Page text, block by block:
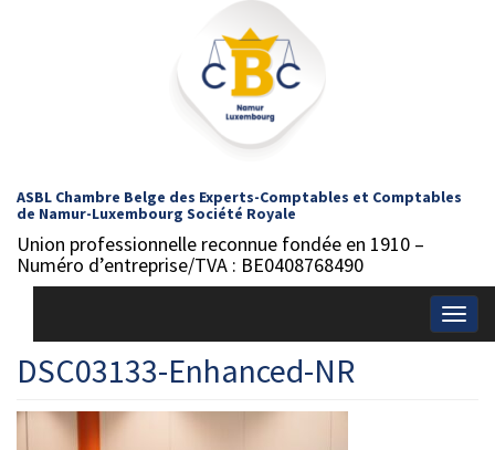
ASBL Chambre Belge des Experts-Comptables et Comptables
de Namur-Luxembourg Société Royale
Union professionnelle reconnue fondée en 1910 –
Numéro d’entreprise/TVA : BE0408768490
DSC03133-Enhanced-NR